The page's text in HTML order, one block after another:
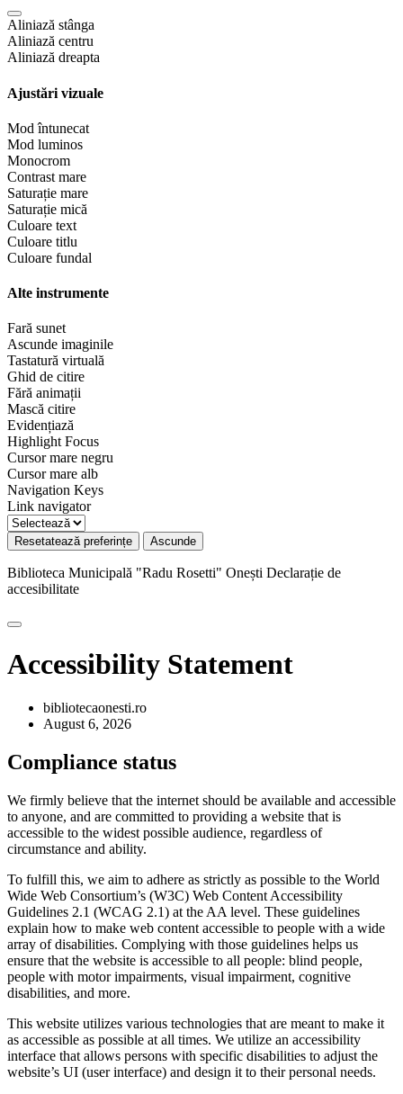
Aliniază stânga
Aliniază centru
Aliniază dreapta
Ajustări vizuale
Mod întunecat
Mod luminos
Monocrom
Contrast mare
Saturație mare
Saturație mică
Culoare text
Culoare titlu
Culoare fundal
Alte instrumente
Fară sunet
Ascunde imaginile
Tastatură virtuală
Ghid de citire
Fără animații
Mască citire
Evidențiază
Highlight Focus
Cursor mare negru
Cursor mare alb
Navigation Keys
Link navigator
Resetatează preferințe Ascunde
Biblioteca Municipală "Radu Rosetti" Onești Declarație de
accesibilitate
Accessibility Statement
bibliotecaonesti.ro
August 6, 2026
Compliance status
We firmly believe that the internet should be available and accessible
to anyone, and are committed to providing a website that is
accessible to the widest possible audience, regardless of
circumstance and ability.
To fulfill this, we aim to adhere as strictly as possible to the World
Wide Web Consortium’s (W3C) Web Content Accessibility
Guidelines 2.1 (WCAG 2.1) at the AA level. These guidelines
explain how to make web content accessible to people with a wide
array of disabilities. Complying with those guidelines helps us
ensure that the website is accessible to all people: blind people,
people with motor impairments, visual impairment, cognitive
disabilities, and more.
This website utilizes various technologies that are meant to make it
as accessible as possible at all times. We utilize an accessibility
interface that allows persons with specific disabilities to adjust the
website’s UI (user interface) and design it to their personal needs.